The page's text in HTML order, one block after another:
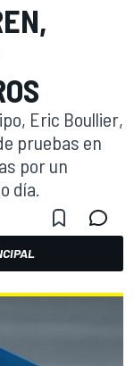
Eric Boullier,
pruebas en
por un
día.